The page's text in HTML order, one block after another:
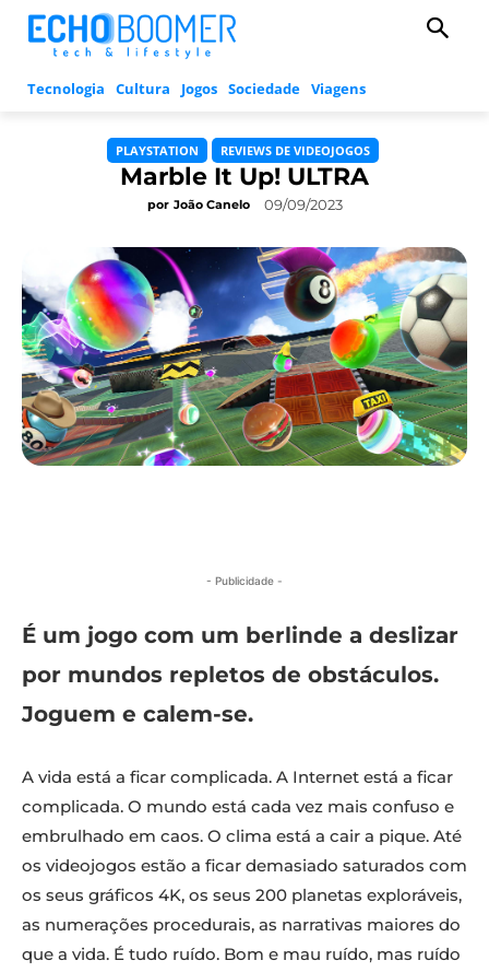
Tecnologia Cultura Jogos Sociedade Viagens
PLAYSTATION REVIEWS DE VIDEOJOGOS
Marble It Up! ULTRA
por João Canelo 09/09/2023
- Publicidade -
É um jogo com um berlinde a deslizar
por mundos repletos de obstáculos.
Joguem e calem-se.
A vida está a ficar complicada. A Internet está a ficar
complicada. O mundo está cada vez mais confuso e
embrulhado em caos. O clima está a cair a pique. Até
os videojogos estão a ficar demasiado saturados com
os seus gráficos 4K, os seus 200 planetas exploráveis,
as numerações procedurais, as narrativas maiores do
que a vida. É tudo ruído. Bom e mau ruído, mas ruído